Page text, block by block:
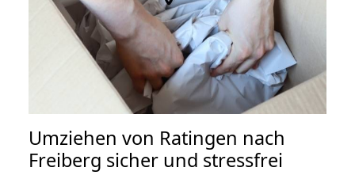
Umziehen von Ratingen nach
Freiberg sicher und stressfrei